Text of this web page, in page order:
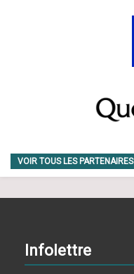
VOIR TOUS LES PARTENAIRES
Infolettre